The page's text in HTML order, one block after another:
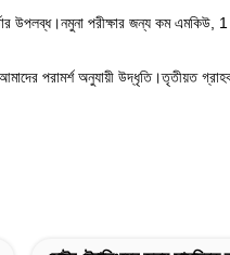
উপলব্ধ।নমুনা পরীক্ষার জন্য কম এমকিউ,
পরামর্শ অনুযায়ী উদ্ধৃতি।তৃতীয়ত